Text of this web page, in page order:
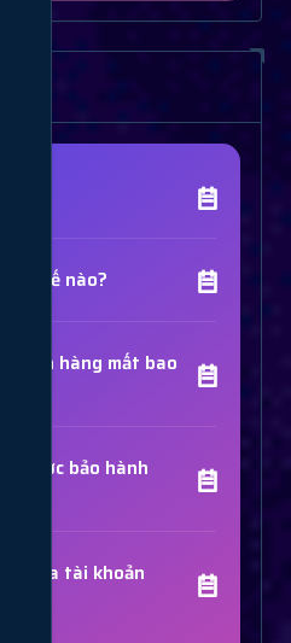
thế nào?
đơn hàng mất bao
được bảo hành
khóa tài khoản